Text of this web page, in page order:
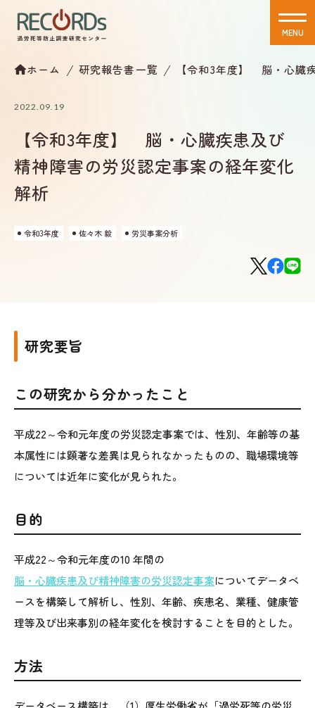
MENU
ホーム 研究報告書一覧 【令和3年度】 脳・心臓
2022.09.19
【令和3年度】 脳・心臓疾患及び
精神障害の労災認定事案の経年変化
解析
令和3年度 佐々木 毅 労災事案分析
研究要旨
この研究から分かったこと
平成22～令和元年度の労災認定事案では、性別、年齢等の基
本属性には顕著な差異は見られなかったものの、職場環境等
については近年に変化が見られた。
目的
平成22～令和元年度の10 年間の
脳・心臓疾患及び精神障害の労災認定事案についてデータベ
ースを構築して解析し、性別、年齢、疾患名、業種、健康管
理等及び出来事別の経年変化を検討することを目的とした。
方法